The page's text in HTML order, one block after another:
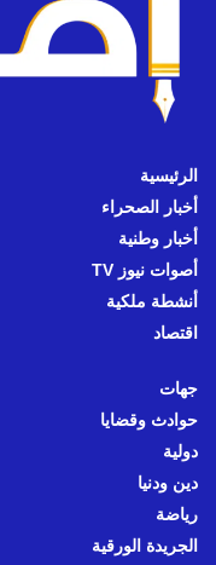
الرئيسية
أخبار الصحراء
أخبار وطنية
أصوات نيوز TV
أنشطة ملكية
اقتصاد
جهات
حوادث وقضايا
دولية
دين ودنيا
رياضة
الجريدة الورقية